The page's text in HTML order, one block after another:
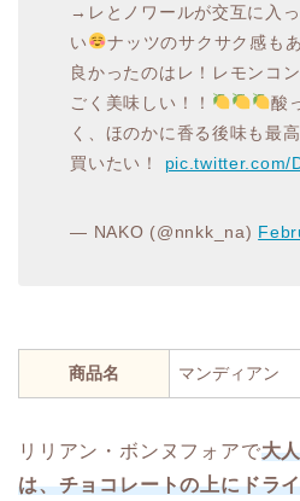
→レとノワールが交互に入
い
ナッツのサクサク感も
良かったのはレ！レモンコ
ごく美味しい！！
酸
く、ほのかに香る後味も最
買いたい！ pic.twitter.com/
— NAKO (@nnkk_na)
商品名 マンディアン
リリアン・ボンヌフォアで大
は、チョコレートの上にドラ